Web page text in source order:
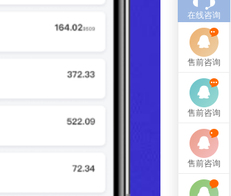
在线咨询
售前咨询
售前咨询
售前咨询